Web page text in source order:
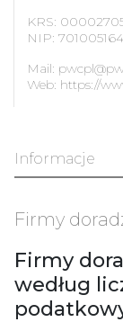
KRS:
NIP:
Mail:
Web: https://
Informacje
Firmy
Firmy
według